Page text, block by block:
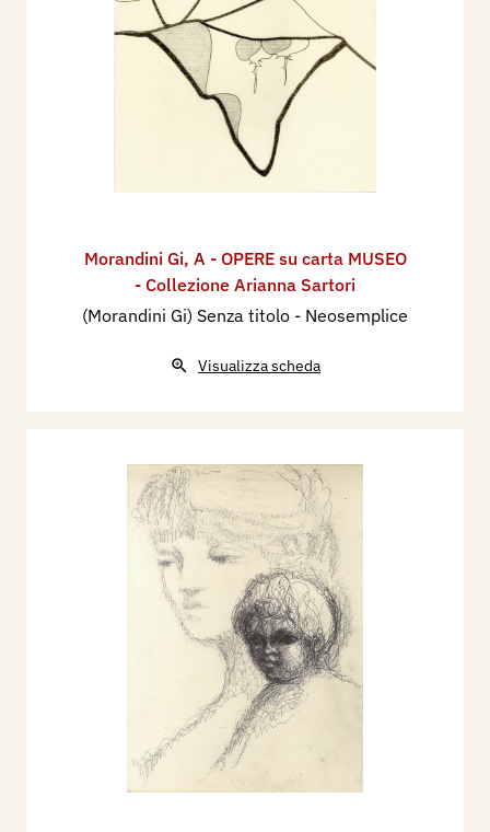
Morandini Gi, A - OPERE su carta MUSEO
- Collezione Arianna Sartori
(Morandini Gi) Senza titolo - Neosemplice
Visualizza scheda